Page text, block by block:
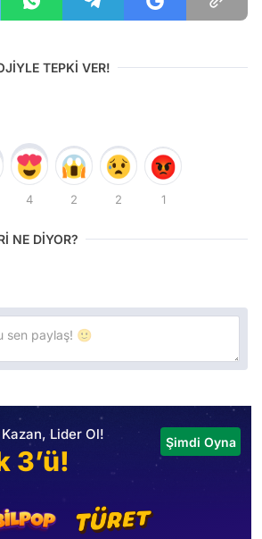
TEPKİ VER!
4 2 2 1
NE DİYOR?
Lider Ol!
3’ü!
Şimdi Oyna